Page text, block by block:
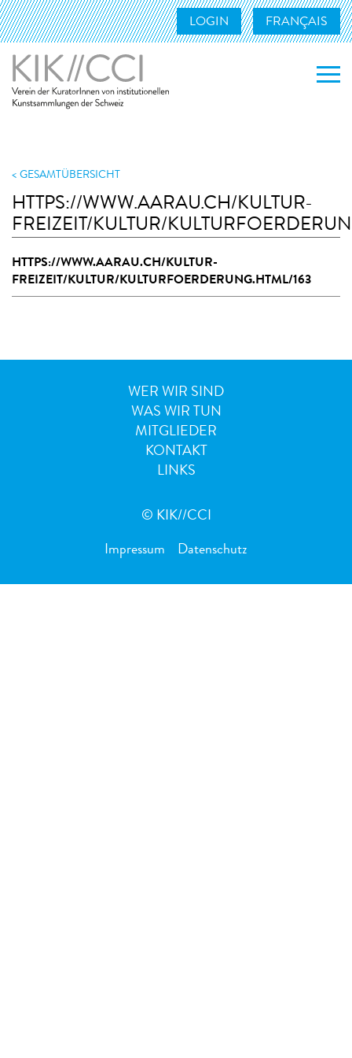
LOGIN FRANÇAIS
WAS WIR TUN
MITGLIEDER
MITGLIED WERDEN
GESAMTÜBERSICHT
HTTPS://WWW.AARAU.CH/KULTUR-
FREIZEIT/KULTUR/
HTTPS://WWW.AARAU.CH/KULTUR-
FREIZEIT/KULTUR/KULTURFOERDERUNG.HTML/163
WER WIR SIND
WAS WIR TUN
MITGLIEDER
KONTAKT
LINKS
© KIK//CCI
Impressum Datenschutz